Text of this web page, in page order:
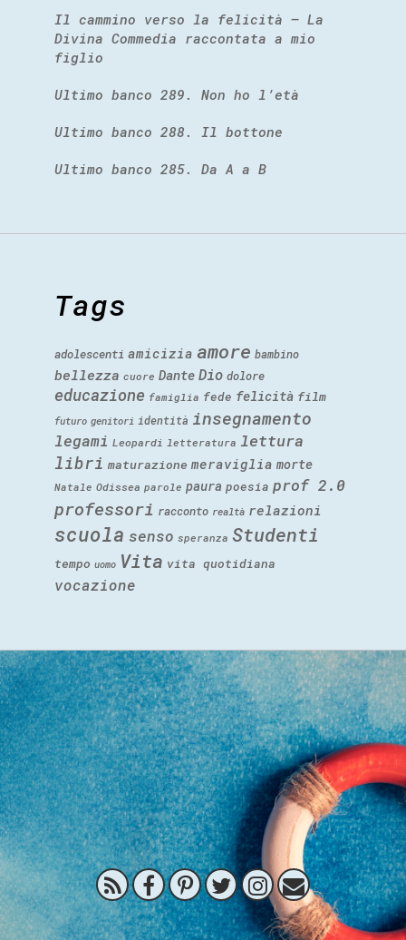
Il cammino verso la felicità – La
Divina Commedia raccontata a mio
figlio
Ultimo banco 289. Non ho l’età
Ultimo banco 288. Il bottone
Ultimo banco 285. Da A a B
Tags
adolescenti amicizia amore bambino
bellezza cuore Dante Dio dolore
educazione famiglia fede felicità film
futuro genitori identità insegnamento
legami Leopardi letteratura lettura
libri maturazione meraviglia morte
Natale Odissea parole paura poesia prof 2.0
professori racconto realtà relazioni
scuola senso speranza Studenti
tempo uomo Vita vita quotidiana
vocazione